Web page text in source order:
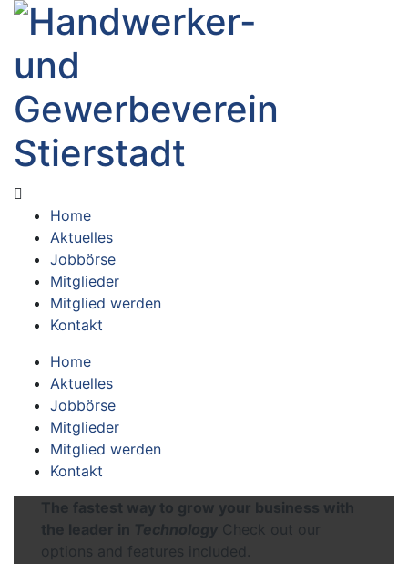
Home
Aktuelles
Jobbörse
Mitglieder
Mitglied werden
Kontakt
Home
Aktuelles
Jobbörse
Mitglieder
Mitglied werden
Kontakt
The fastest way to grow your business with
the leader in Technology Check out our
options and features included.